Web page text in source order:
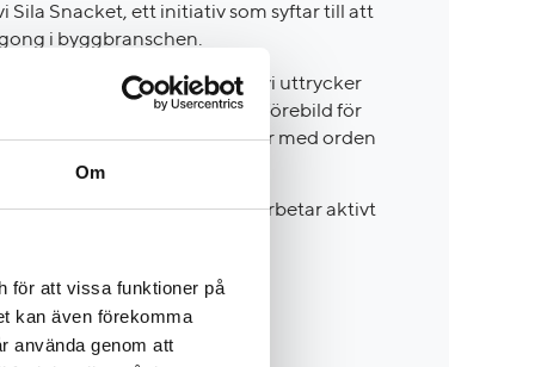
Om
för att vissa funktioner på
kan även förekomma
använda genom att
Sila Snacket, ett initiativ som syftar till att
i byggbranschen.
där vi reflekterar över hur vi uttrycker
På TL Bygg vill vi vara en förebild för
arbetsplats – och det börjar med orden
bygger hus utan också arbetar aktivt